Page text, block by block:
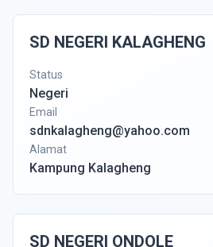
SD NEGERI KALAGHENG
Status
Negeri
Email
sdnkalagheng@yahoo.com
Alamat
Kampung Kalagheng
SD NEGERI ONDOLE